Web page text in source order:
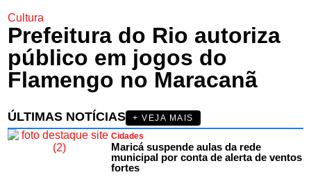
Cultura
Prefeitura do Rio autoriza
público em jogos do
Flamengo no Maracanã
ÚLTIMAS NOTÍCIAS
+ VEJA MAIS
Cidades
Maricá suspende aulas da rede
municipal por conta de alerta de ventos
fortes